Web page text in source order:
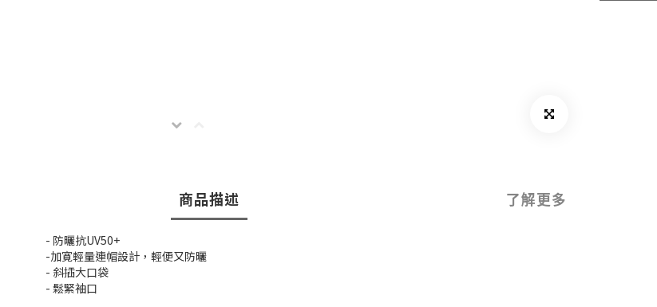
商品描述 了解更多
- 防曬抗UV50+
-加寛輕量連帽設計，輕便又防曬
- 斜插大口袋
- 鬆緊袖口